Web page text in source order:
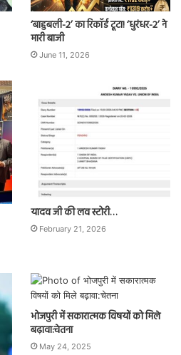
‘बाहुबली-2’ का रिकॉर्ड टूटा! ‘धुरंधर-2’ ने
मारी बाजी
June 11, 2026
यादव जी की लव स्टोरी…
February 21, 2026
भोजपुरी में सकारात्मक विषयों को मिले
बढ़ावा:चेतना
May 24, 2025